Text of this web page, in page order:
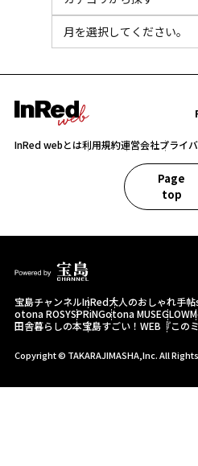
InRed webとは利用規約運営会社プライ
Page
top
宝島チャンネルInRed大人のおしゃれ手帖
otona ROSYSPRiNGotona MUSEGLOW
田舎暮らしの本宝島すごい！WEB 『この
Copyright © TAKARAJIMASHA,Inc. All